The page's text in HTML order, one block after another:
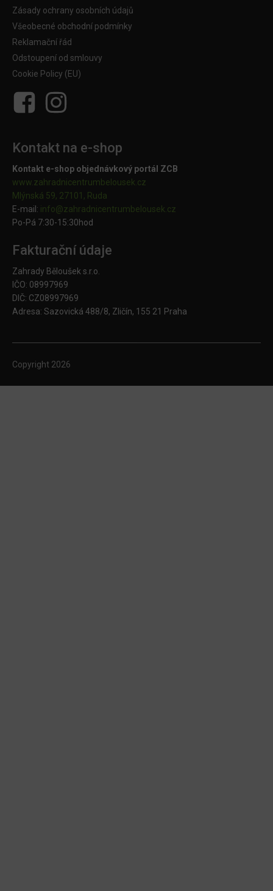
Zásady ochrany osobních údajů
Všeobecné obchodní podmínky
Reklamační řád
Odstoupení od smlouvy
Cookie Policy (EU)
Kontakt na e-shop
Kontakt e-shop objednávkový portál ZCB
www.zahradnicentrumbelousek.cz
Mlýnská 59, 27101, Ruda
E-mail: info@zahradnicentrumbelousek. cz
Po-Pá 7:30-15:30hod
Fakturační údaje
Zahrady Běloušek s.r.o.
IČO: 08997969
DIČ: CZ08997969
Adresa: Sazovická 488/8, Zličín, 155 21 Praha
Copyright 2026